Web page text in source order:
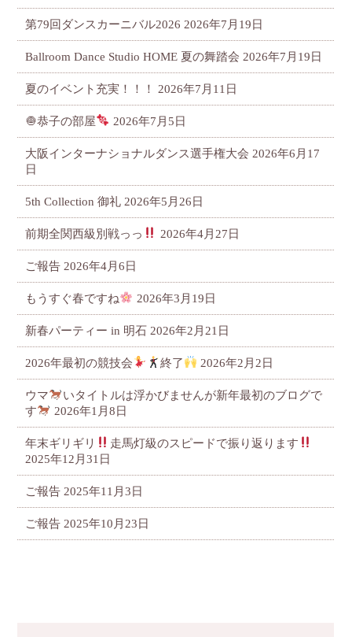
第79回ダンスカーニバル2026 2026年7月19日
Ballroom Dance Studio HOME 夏の舞踏会 2026年7月19日
夏のイベント充実！！！ 2026年7月11日
🧅恭子の部屋 2026年7月5日
大阪インターナショナルダンス選手権大会 2026年6月17
日
5th Collection 御礼 2026年5月26日
前期全関西級別戦っっ 2026年4月27日
ご報告 2026年4月6日
もうすぐ春ですね 2026年3月19日
新春パーティー in 明石 2026年2月21日
2026年最初の競技会 終了 2026年2月2日
ウマ
いタイトルは浮かびませんが新年最初のブログで
す
2026年1月8日
年末ギリギリ
走馬灯級のスピードで振り返ります
2025年12月31日
ご報告 2025年11月3日
ご報告 2025年10月23日